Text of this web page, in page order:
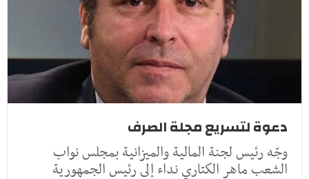
دعوة لتسريع مجلة الصرف
وجّه رئيس لجنة المالية والميزانية بمجلس نواب
الشعب ماهر الكتاري نداء إلى رئيس الجمهورية